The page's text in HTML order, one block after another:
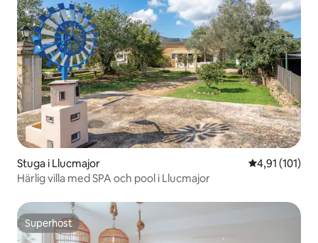
Stuga i Llucmajor 4,91 av 5 i
4,91 (101)
Härlig villa med SPA och pool i Llucmajor
Superhost
Superhost